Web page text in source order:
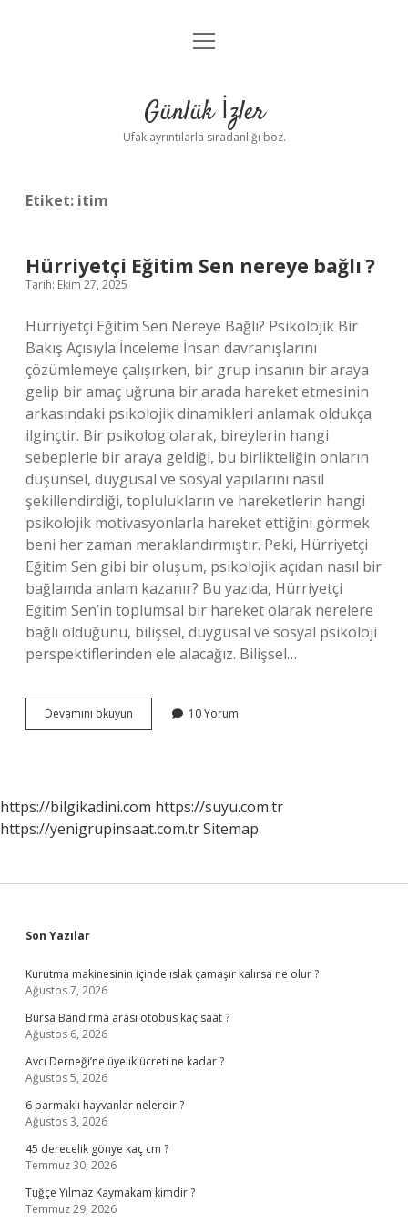
Anasayfa
Yasal Uyarı
menüyü
Günlük İzler
Ufak ayrıntılarla sıradanlığı boz.
Etiket: itim
Hürriyetçi Eğitim Sen nereye bağlı ?
Tarih: Ekim 27, 2025
Hürriyetçi Eğitim Sen Nereye Bağlı? Psikolojik Bir
Bakış Açısıyla İnceleme İnsan davranışlarını
çözümlemeye çalışırken, bir grup insanın bir araya
gelip bir amaç uğruna bir arada hareket etmesinin
arkasındaki psikolojik dinamikleri anlamak oldukça
ilginçtir. Bir psikolog olarak, bireylerin hangi
sebeplerle bir araya geldiği, bu birlikteliğin onların
düşünsel, duygusal ve sosyal yapılarını nasıl
şekillendirdiği, toplulukların ve hareketlerin hangi
psikolojik motivasyonlarla hareket ettiğini görmek
beni her zaman meraklandırmıştır. Peki, Hürriyetçi
Eğitim Sen gibi bir oluşum, psikolojik açıdan nasıl bir
bağlamda anlam kazanır? Bu yazıda, Hürriyetçi
Eğitim Sen’in toplumsal bir hareket olarak nerelere
bağlı olduğunu, bilişsel, duygusal ve sosyal psikoloji
perspektiflerinden ele alacağız. Bilişsel…
Devamını okuyun Hürriyetçi
Eğitim
10 Yorum
https://bilgikadini.com https://suyu.com.tr
https://yenigrupinsaat.com.trSitemap
Sidebar
Son Yazılar
Kurutma makinesinin içinde ıslak çamaşır kalırsa ne olur ?
Ağustos 7, 2026
Bursa Bandırma arası otobüs kaç saat ?
Ağustos 6, 2026
Avcı Derneği’ne üyelik ücreti ne kadar ?
Ağustos 5, 2026
6 parmaklı hayvanlar nelerdir ?
Ağustos 3, 2026
45 derecelik gönye kaç cm ?
Temmuz 30, 2026
Tuğçe Yılmaz Kaymakam kimdir ?
Temmuz 29, 2026